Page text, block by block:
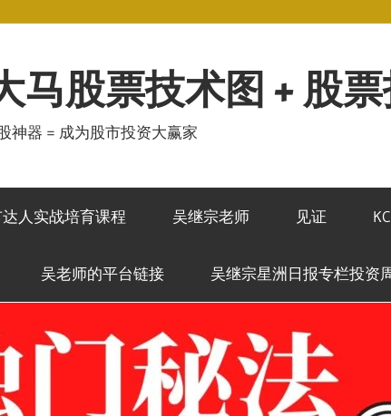
马股票技术图 + 股
神器 = 成为股市投资大赢家
达人实战培育课程 吴继宗老师 见证
吴老师的平台链接 吴继宗星洲日报专栏投资